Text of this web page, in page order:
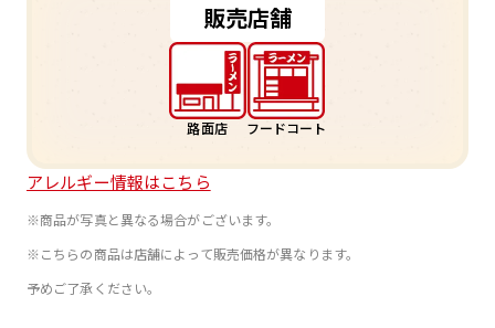
販売店舗
路面店 フードコート
アレルギー情報はこちら
※商品が写真と異なる場合がございます。
※こちらの商品は店舗によって販売価格が異なります。
予めご了承ください。